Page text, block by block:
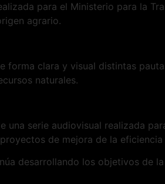
para el Ministerio para la
agrario.
forma clara y visual distintas
naturales.
una serie audiovisual realizada
de mejora de la
desarrollando los objetivos de